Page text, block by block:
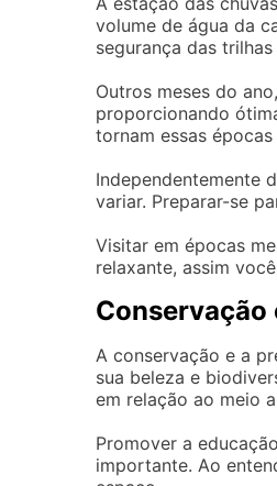
volume de água da
segurança das
Outros meses do
proporcionando
tornam essas
Independentemente
variar. Preparar-se
Visitar em épocas
relaxante, assim
Conservação
A conservação e a
sua beleza e
em relação ao meio
Promover a
importante. Ao